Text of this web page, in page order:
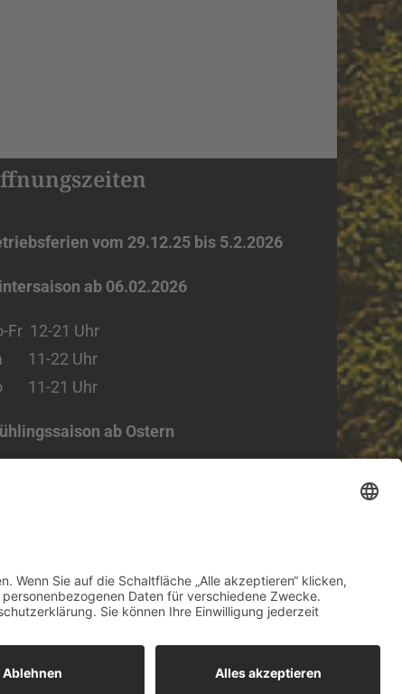
vom 29.12.25 bis 5.2.2026
ab 06.02.2026
Fr 12-21 Uhr
11-22 Uhr
11-21 Uhr
ab Ostern
Do 12-21 Uhr
12-22 Uhr
11-22 Uhr
11-21 Uhr